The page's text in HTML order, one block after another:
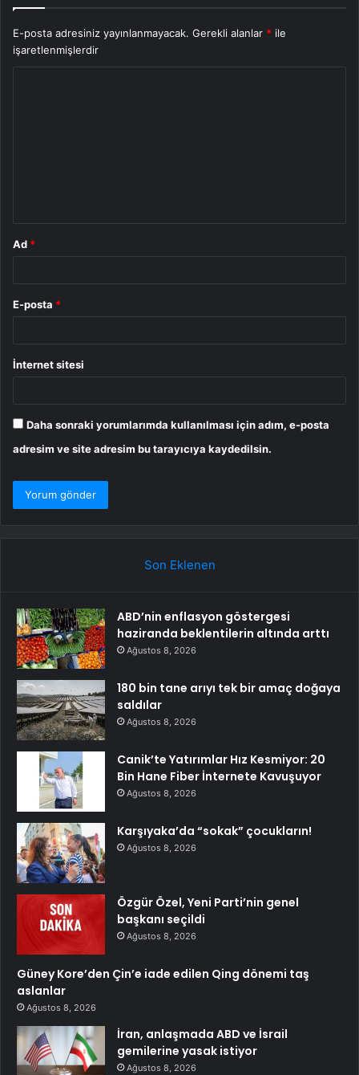
E-posta adresiniz yayınlanmayacak. Gerekli alanlar * ile
işaretlenmişlerdir
Ad *
E-posta *
İnternet sitesi
Daha sonraki yorumlarımda kullanılması için adım, e-posta
adresim ve site adresim bu tarayıcıya kaydedilsin.
Son Eklenen
ABD’nin enflasyon göstergesi
haziranda beklentilerin altında arttı
Ağustos 8, 2026
180 bin tane arıyı tek bir amaç doğaya
saldılar
Ağustos 8, 2026
Canik’te Yatırımlar Hız Kesmiyor: 20
Bin Hane Fiber İnternete Kavuşuyor
Ağustos 8, 2026
Karşıyaka’da “sokak” çocukların!
Ağustos 8, 2026
Özgür Özel, Yeni Parti’nin genel
başkanı seçildi
Ağustos 8, 2026
Güney Kore’den Çin’e iade edilen Qing dönemi taş
aslanlar
Ağustos 8, 2026
İran, anlaşmada ABD ve İsrail
gemilerine yasak istiyor
Ağustos 8, 2026